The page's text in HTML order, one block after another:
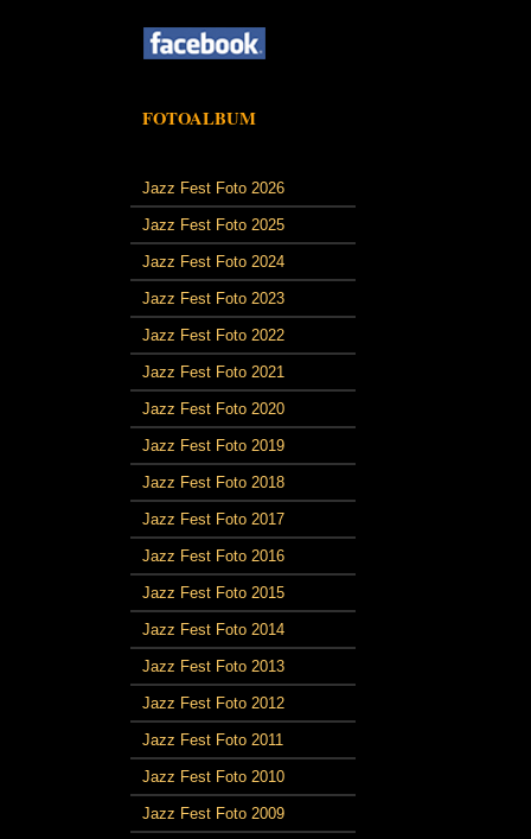
FOTOALBUM
Jazz Fest Foto 2026
Jazz Fest Foto 2025
Jazz Fest Foto 2024
Jazz Fest Foto 2023
Jazz Fest Foto 2022
Jazz Fest Foto 2021
Jazz Fest Foto 2020
Jazz Fest Foto 2019
Jazz Fest Foto 2018
Jazz Fest Foto 2017
Jazz Fest Foto 2016
Jazz Fest Foto 2015
Jazz Fest Foto 2014
Jazz Fest Foto 2013
Jazz Fest Foto 2012
Jazz Fest Foto 2011
Jazz Fest Foto 2010
Jazz Fest Foto 2009